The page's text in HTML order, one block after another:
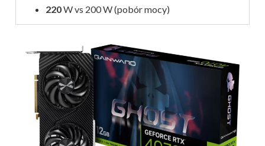
220W vs 200 W (pobór mocy)